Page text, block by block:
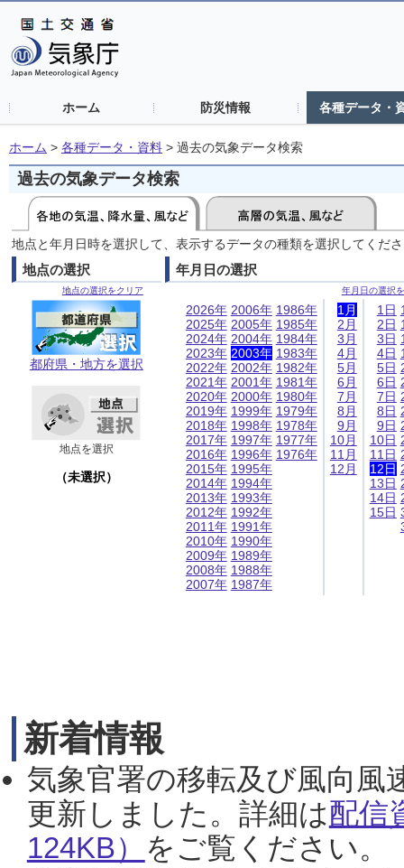
ホーム 防災情報 各種データ・
ホーム > 各種データ・資料 > 過去の気象データ検索
過去の気象データ検索
地点と年月日時を選択して、表示するデータの種類を選択してくだ
地点の選択
地点の選択をクリア
都府県・地方を選択
地点を選択
（未選択）
年月日の選択
年月日の選択
2026年
2025年
2024年
2023年
2022年
2021年
2020年
2019年
2018年
2017年
2016年
2015年
2014年
2013年
2012年
2011年
2010年
2009年
2008年
2007年
2006年
2005年
2004年
2003年
2002年
2001年
2000年
1999年
1998年
1997年
1996年
1995年
1994年
1993年
1992年
1991年
1990年
1989年
1988年
1987年
1986年
1985年
1984年
1983年
1982年
1981年
1980年
1979年
1978年
1977年
1976年
1月
2月
3月
4月
5月
6月
7月
8月
9月
10月
11月
12月
1日
2日
3日
4日
5日
6日
7日
8日
9日
10日
11日
12日
13日
14日
15日
新着情報
気象官署の移転及び風向風
更新しました。詳細は配信
124KB） をご覧ください。